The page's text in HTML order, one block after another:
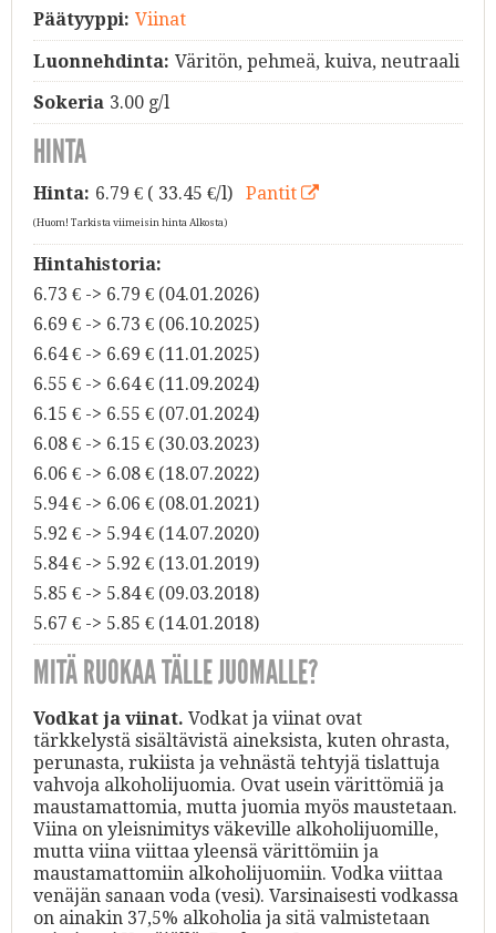
Päätyyppi: Viinat
Luonnehdinta: Väritön, pehmeä, kuiva, neutraali
Sokeria 3.00 g/l
HINTA
Hinta: 6.79 € ( 33.45 €/l) Pantit
(Huom! Tarkista viimeisin hinta Alkosta)
Hintahistoria:
6.73 € -> 6.79 € (04.01.2026)
6.69 € -> 6.73 € (06.10.2025)
6.64 € -> 6.69 € (11.01.2025)
6.55 € -> 6.64 € (11.09.2024)
6.15 € -> 6.55 € (07.01.2024)
6.08 € -> 6.15 € (30.03.2023)
6.06 € -> 6.08 € (18.07.2022)
5.94 € -> 6.06 € (08.01.2021)
5.92 € -> 5.94 € (14.07.2020)
5.84 € -> 5.92 € (13.01.2019)
5.85 € -> 5.84 € (09.03.2018)
5.67 € -> 5.85 € (14.01.2018)
MITÄ RUOKAA TÄLLE JUOMALLE?
Vodkat ja viinat. Vodkat ja viinat ovat
tärkkelystä sisältävistä aineksista, kuten ohrasta,
perunasta, rukiista ja vehnästä tehtyjä tislattuja
vahvoja alkoholijuomia. Ovat usein värittömiä ja
maustamattomia, mutta juomia myös maustetaan.
Viina on yleisnimitys väkeville alkoholijuomille,
mutta viina viittaa yleensä värittömiin ja
maustamattomiin alkoholijuomiin. Vodka viittaa
venäjän sanaan voda (vesi). Varsinaisesti vodkassa
on ainakin 37,5% alkoholia ja sitä valmistetaan